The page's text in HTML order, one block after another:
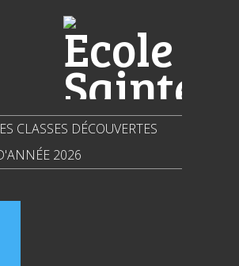
CLASSES DÉCOUVERTES
2026